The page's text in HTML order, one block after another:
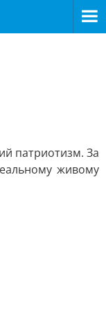
патриотизм. За
живому